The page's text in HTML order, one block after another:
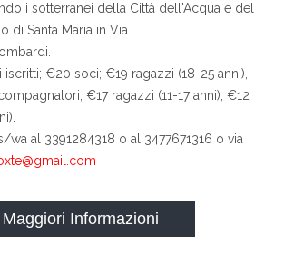
i sotterranei della Città dell'Acqua e del
di Santa Maria in Via.
€20 soci; €19 ragazzi (18-25 anni),
€17 ragazzi (11-17 anni); €12
wa al 3391284318 o al 3477671316 o via
Maggiori Informazioni